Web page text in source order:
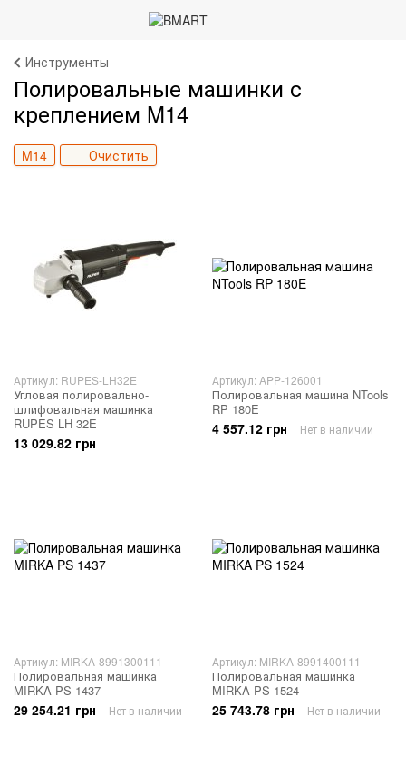
Инструменты
Полировальные машинки с
креплением M14
M14 Очистить
Артикул: RUPES-LH32E
Угловая полировально-
шлифовальная машинка
RUPES LH 32E
13 029.82 грн
Артикул: APP-126001
Полировальная машина NTools
RP 180E
4 557.12 грн Нет в наличии
Артикул: MIRKA-8991300111
Полировальная машинка
MIRKA PS 1437
29 254.21 грн Нет в наличии
Артикул: MIRKA-8991400111
Полировальная машинка
MIRKA PS 1524
25 743.78 грн Нет в наличии